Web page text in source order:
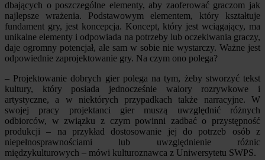
dbających o poszczególne elementy, aby zaoferować graczom jak
najlepsze wrażenia. Podstawowym elementem, który kształtuje
fundament gry, jest koncepcja. Koncept, który jest wciągający, ma
unikalne elementy i odpowiada na potrzeby lub oczekiwania graczy,
daje ogromny potencjał, ale sam w sobie nie wystarczy. Ważne jest
odpowiednie zaprojektowanie gry. Na czym ono polega?
– Projektowanie dobrych gier polega na tym, żeby stworzyć tekst
kultury, który posiada jednocześnie walory rozrywkowe i
artystyczne, a w niektórych przypadkach także narracyjne. W
swojej pracy projektanci gier muszą uwzględnić różnych
odbiorców, w związku z czym powinni zadbać o przystępność
produkcji – na przykład dostosowanie jej do potrzeb osób z
niepełnosprawnościami lub uwzględnienie różnic
międzykulturowych – mówi kulturoznawca z Uniwersytetu SWPS.